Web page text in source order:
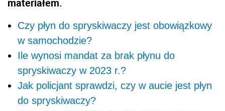
Czy płyn do spryskiwaczy jest obowiązkowy
w samochodzie?
Ile wynosi mandat za brak płynu do
spryskiwaczy w 2023 r.?
Jak policjant sprawdzi, czy w aucie jest płyn
do spryskiwaczy?